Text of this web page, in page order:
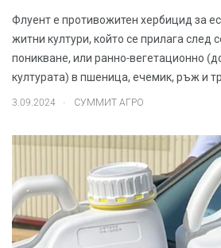
Флуент е противожитен хербицид за
житни култури, който се прилага след
поникване, или ранно-вегетационно
културата) в пшеница, ечемик, ръж и
3.09.2024 СУММИТ АГРО